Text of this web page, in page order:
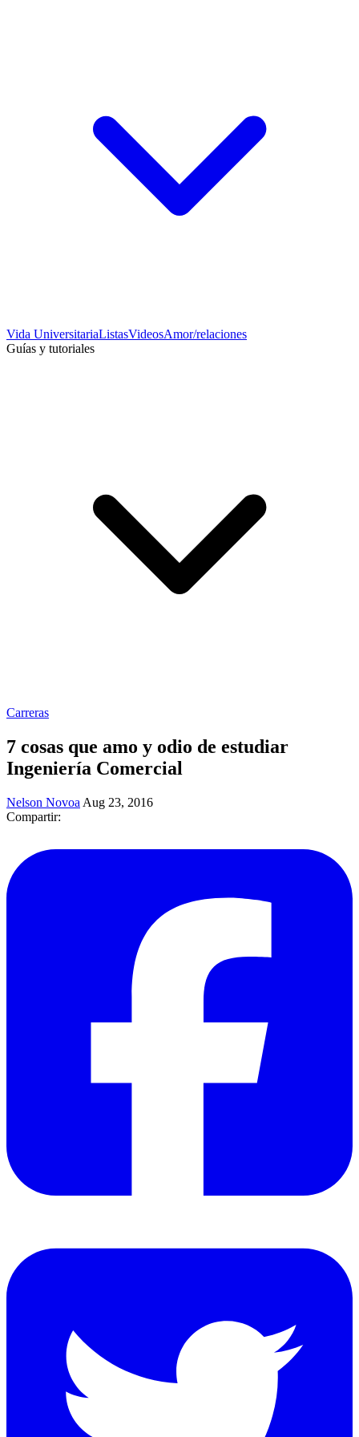
Vida UniversitariaListasVideosAmor/relaciones
Guías y tutoriales
Carreras
7 cosas que amo y odio de estudiar
Ingeniería Comercial
Nelson Novoa Aug 23, 2016
Compartir: